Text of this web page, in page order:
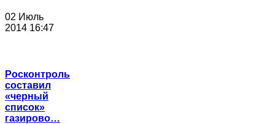
02 Июль
2014 16:47
Росконтроль
составил
«черный
список»
газирово…